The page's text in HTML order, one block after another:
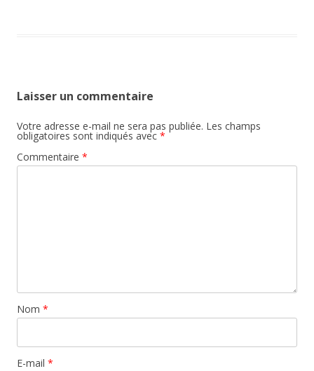
Laisser un commentaire
Votre adresse e-mail ne sera pas publiée. Les champs
obligatoires sont indiqués avec *
Commentaire *
Nom *
E-mail *